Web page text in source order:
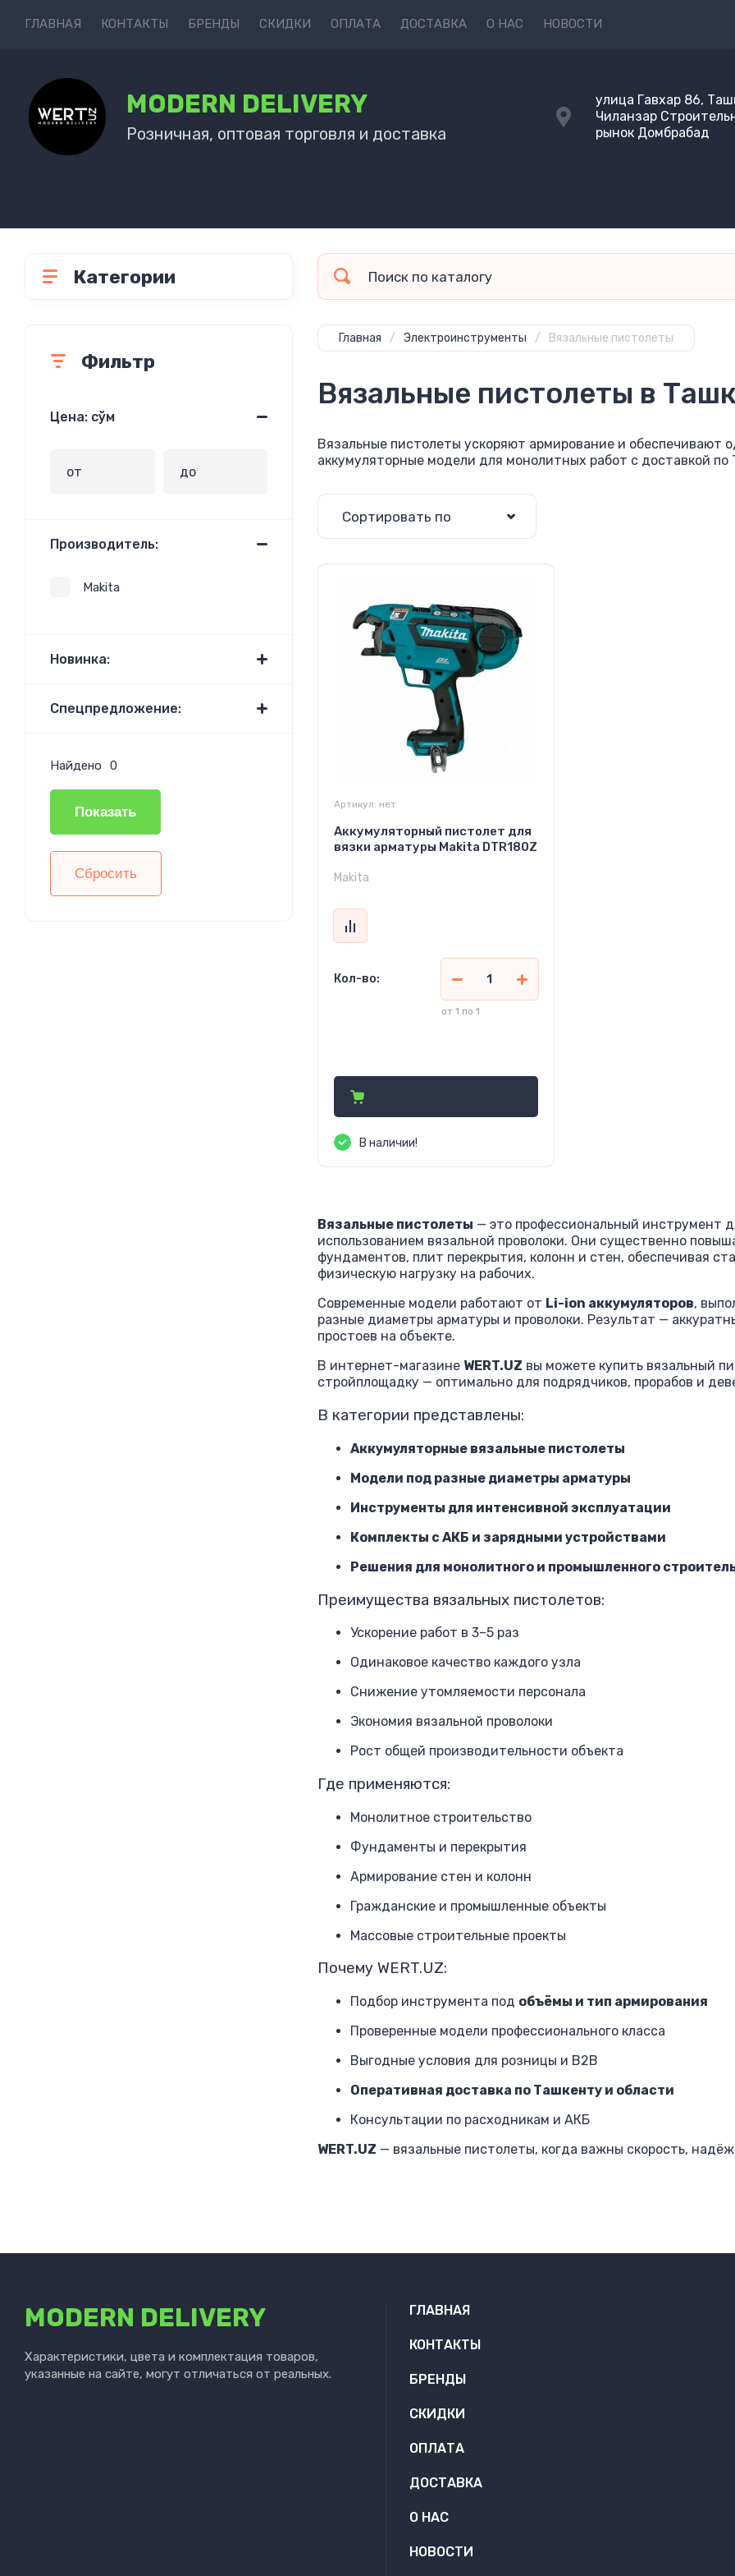
ГЛАВНАЯ КОНТАКТЫ БРЕНДЫ СКИДКИ ОПЛАТА ДОСТАВКА О НАС НОВОСТИ
MODERN DELIVERY
Розничная, оптовая торговля и доставка
улица Гавхар 86,
Чиланзар
рынок Домбрабад
Фильтр
Цена: сўм
Производитель:
Makita
Новинка:
Спецпредложение:
Найдено 0
Показать
Сбросить
Категории
Главная / Электроинструменты / Вязальные пистолеты
Вязальные пистолеты в
Вязальные пистолеты ускоряют армирование и обеспечивают
аккумуляторные модели для монолитных работ с доставкой по
Сортировать по
Артикул: нет
Аккумуляторный пистолет для
вязки арматуры Makita DTR180Z
Makita
Кол-во:
от 1 по 1
В наличии!
Вязальные пистолеты — это профессиональный инструмент
использованием вязальной проволоки. Они существенно
фундаментов, плит перекрытия, колонн и стен, обеспечивая
физическую нагрузку на рабочих.
Современные модели работают от Li-ion аккумуляторов,
разные диаметры арматуры и проволоки. Результат —
простоев на объекте.
В интернет-магазине WERT.UZ вы можете купить вязальный
стройплощадку — оптимально для подрядчиков, прорабов и
В категории представлены:
Аккумуляторные вязальные пистолеты
Модели под разные диаметры арматуры
Инструменты для интенсивной эксплуатации
Комплекты с АКБ и зарядными устройствами
Решения для монолитного и промышленного
Преимущества вязальных пистолетов:
Ускорение работ в 3–5 раз
Одинаковое качество каждого узла
Снижение утомляемости персонала
Экономия вязальной проволоки
Рост общей производительности объекта
Где применяются:
Монолитное строительство
Фундаменты и перекрытия
Армирование стен и колонн
Гражданские и промышленные объекты
Массовые строительные проекты
Почему WERT.UZ:
Подбор инструмента под объёмы и тип армирования
Проверенные модели профессионального класса
Выгодные условия для розницы и B2B
Оперативная доставка по Ташкенту и области
Консультации по расходникам и АКБ
WERT.UZ — вязальные пистолеты, когда важны скорость,
MODERN DELIVERY
Характеристики, цвета и комплектация товаров,
указанные на сайте, могут отличаться от реальных.
ГЛАВНАЯ
КОНТАКТЫ
БРЕНДЫ
СКИДКИ
ОПЛАТА
ДОСТАВКА
О НАС
НОВОСТИ